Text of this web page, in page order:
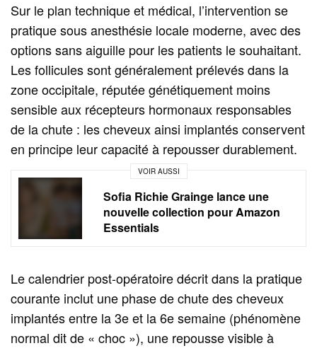
Sur le plan technique et médical, l’intervention se
pratique sous anesthésie locale moderne, avec des
options sans aiguille pour les patients le souhaitant.
Les follicules sont généralement prélevés dans la
zone occipitale, réputée génétiquement moins
sensible aux récepteurs hormonaux responsables
de la chute : les cheveux ainsi implantés conservent
en principe leur capacité à repousser durablement.
VOIR AUSSI
Sofia Richie Grainge lance une
nouvelle collection pour Amazon
Essentials
Le calendrier post-opératoire décrit dans la pratique
courante inclut une phase de chute des cheveux
implantés entre la 3e et la 6e semaine (phénomène
normal dit de « choc »), une repousse visible à